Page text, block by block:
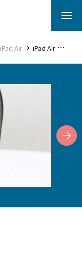
iPad Air iPad Air 11インチ 第6世代